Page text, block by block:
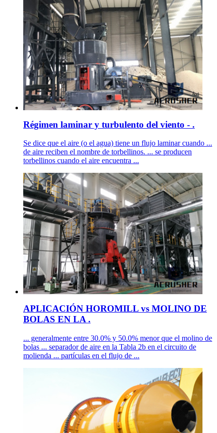
Régimen laminar y turbulento del viento - .
Se dice que el aire (o el agua) tiene un flujo laminar cuando ...
de aire reciben el nombre de torbellinos. ... se producen
torbellinos cuando el aire encuentra ...
APLICACIÓN HOROMILL vs MOLINO DE
BOLAS EN LA .
... generalmente entre 30.0% y 50.0% menor que el molino de
bolas ... separador de aire en la Tabla 2b en el circuito de
molienda ... partículas en el flujo de ...